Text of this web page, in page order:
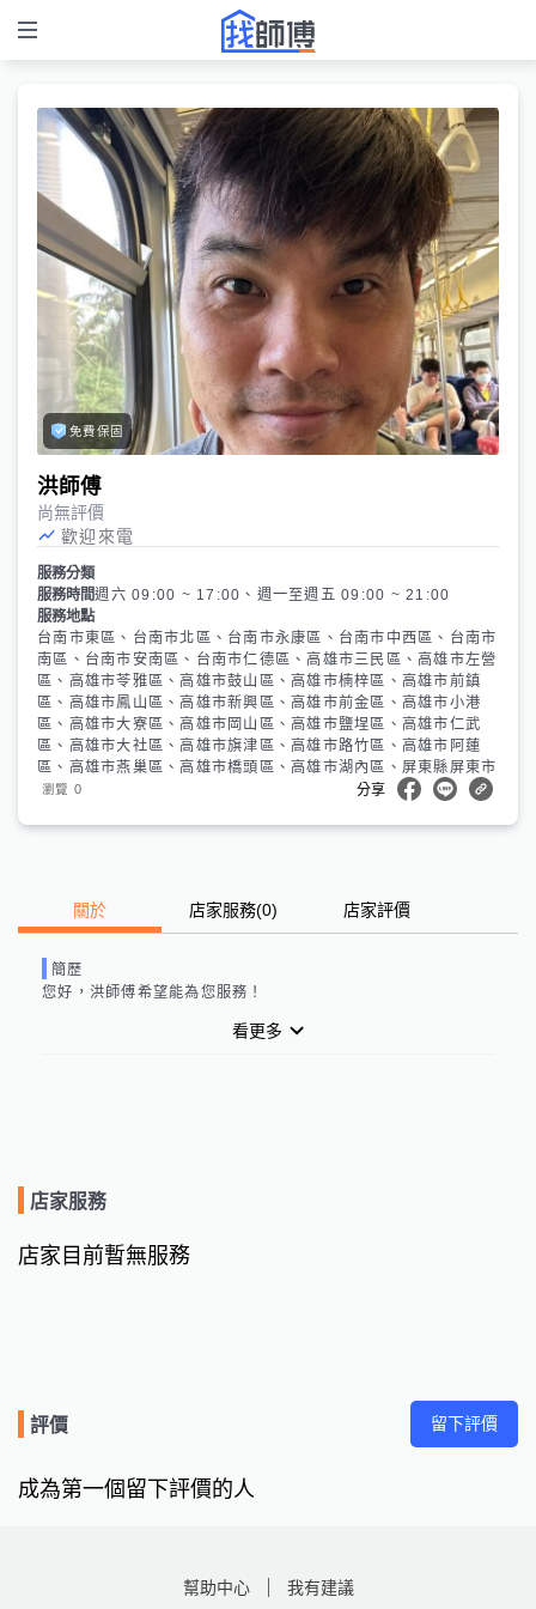
免費保固
洪師傅
尚無評價
歡迎來電
服務分類
服務時間週六 09:00 ~ 17:00、週一至週五 09:00 ~ 21:00
服務地點
台南市東區、台南市北區、台南市永康區、台南市中西區、台南市
南區、台南市安南區、台南市仁德區、高雄市三民區、高雄市左營
區、高雄市苓雅區、高雄市鼓山區、高雄市楠梓區、高雄市前鎮
區、高雄市鳳山區、高雄市新興區、高雄市前金區、高雄市小港
區、高雄市大寮區、高雄市岡山區、高雄市鹽埕區、高雄市仁武
區、高雄市大社區、高雄市旗津區、高雄市路竹區、高雄市阿蓮
區、高雄市燕巢區、高雄市橋頭區、高雄市湖內區、屏東縣屏東市
瀏覽 0 分享
關於 店家服務(0) 店家評價
簡歷
您好， 洪師傅希望能為您服務！
看更多
店家服務
店家目前暫無服務
評價 留下評價
成為第一個留下評價的人
幫助中心 我有建議